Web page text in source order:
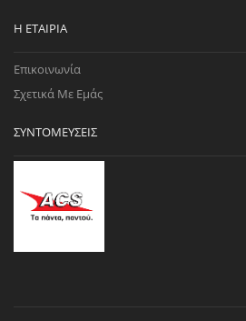
Η ΕΤΑΙΡΊΑ
Επικοινωνία
Σχετικά Με Εμάς
ΣΥΝΤΟΜΕΎΣΕΙΣ